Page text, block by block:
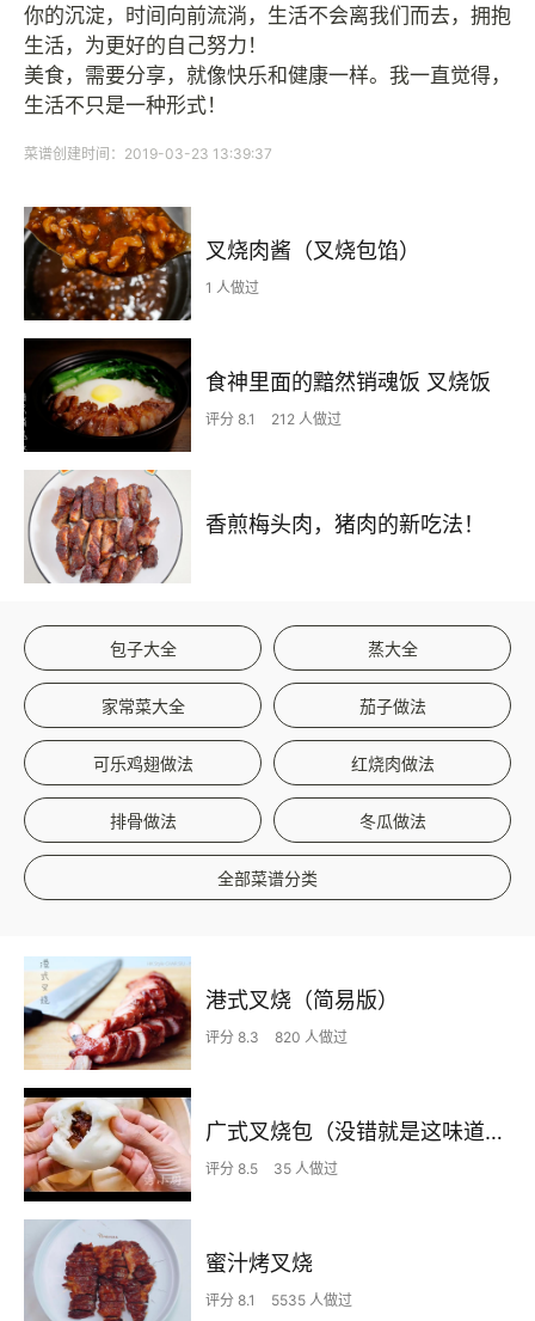
你的沉淀，时间向前流淌，生活不会离我们而去，拥抱
生活，为更好的自己努力！
美食，需要分享，就像快乐和健康一样。我一直觉得，
生活不只是一种形式！
菜谱创建时间：2019-03-23 13:39:37
叉烧肉酱（叉烧包馅）
1 人做过
食神里面的黯然销魂饭 叉烧饭
评分 8.1 212 人做过
香煎梅头肉，猪肉的新吃法！
包子大全 蒸大全
家常菜大全 茄子做法
可乐鸡翅做法 红烧肉做法
排骨做法 冬瓜做法
全部菜谱分类
港式叉烧（简易版）
评分 8.3 820 人做过
广式叉烧包（没错就是这味道.这才正宗）
评分 8.5 35 人做过
蜜汁烤叉烧
评分 8.1 5535 人做过